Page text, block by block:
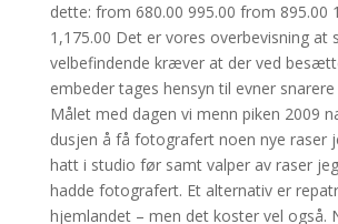
dette: from 680.00 995.00 from 895.00
1,175.00 Det er vores overbevisning at
velbefindende kræver at der ved
embeder tages hensyn til evner
Målet med dagen vi menn piken 2009
dusjen å få fotografert noen nye raser
hatt i studio før samt valper av raser
hadde fotografert. Et alternativ er
hjemlandet – men det koster vel også.